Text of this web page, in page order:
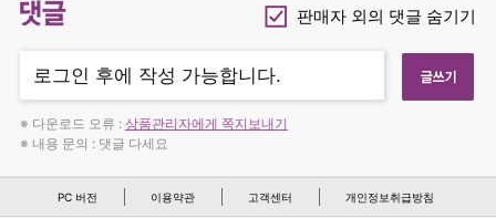
댓글 Checkbox
판매자 외의 댓글 숨기기
※ 다운로드 오류 : 상품관리자에게 쪽지보내기
※ 내용 문의 : 댓글 다세요
PC 버전 이용약관 고객센터 개인정보취급방침